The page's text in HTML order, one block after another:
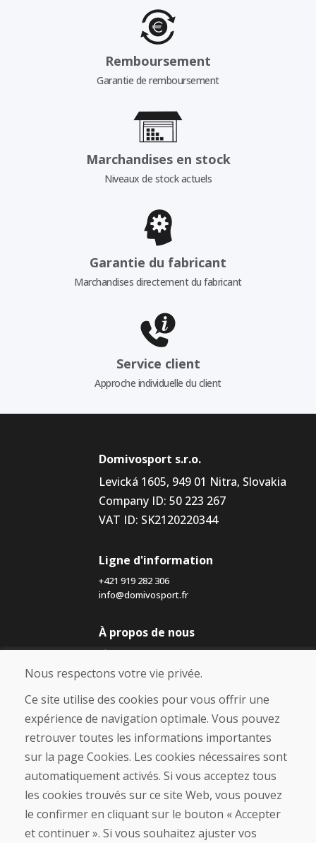
Remboursement
Garantie de remboursement
Marchandises en stock
Niveaux de stock actuels
Garantie du fabricant
Marchandises directement du fabricant
Service client
Approche individuelle du client
Domivosport s.r.o.
Levická 1605, 949 01 Nitra, Slovakia
Company ID: 50 223 267
VAT ID: SK2120220344
Ligne d'information
+421 919 282 306
info@domivosport.fr
À propos de nous
Blog
À propos de nous
Boutique
Contact
Achat
Boutique en ligne
Expédition et paiement
Procédure de réclamation
Politique de retour et d’échange
Politique de confidentialité (RGPD)
Gestion des Cookies
Nous respectons votre vie privée.
Ce site utilise des cookies pour vous offrir une
expérience de navigation optimale. Vous pouvez
retrouver toutes les informations importantes
sur la page Cookies. Les cookies nécessaires sont
automatiquement activés. Si vous acceptez tous
les cookies trouvés sur ce site Web, vous pouvez
le confirmer en cliquant sur le bouton « Accepter
et continuer ». Si vous souhaitez ajuster vos